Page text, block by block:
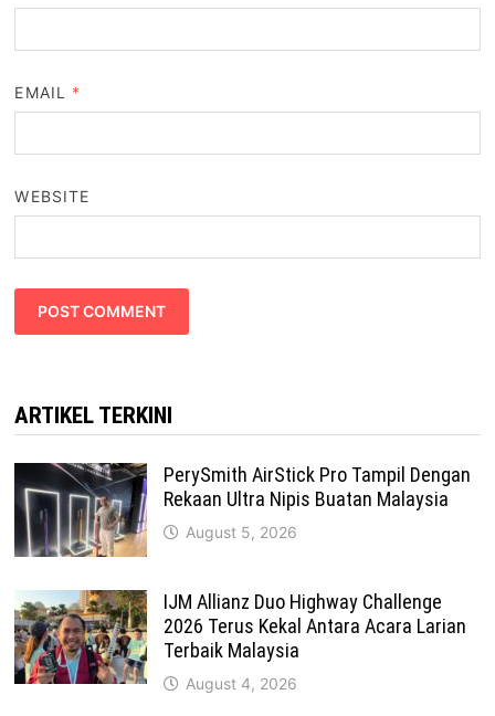
EMAIL *
WEBSITE
ARTIKEL TERKINI
PerySmith AirStick Pro Tampil Dengan
Rekaan Ultra Nipis Buatan Malaysia
August 5, 2026
IJM Allianz Duo Highway Challenge
2026 Terus Kekal Antara Acara Larian
Terbaik Malaysia
August 4, 2026